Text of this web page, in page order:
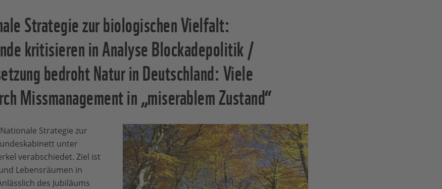
Strategie zur biologischen Vielfalt:
kritisieren in Analyse Blockadepolitik /
bedroht Natur in Deutschland: Viele
Missmanagement in „miserablem Zustand“
Strategie zur
unter
verabschiedet. Ziel ist
Lebensräumen in
des Jubiläums